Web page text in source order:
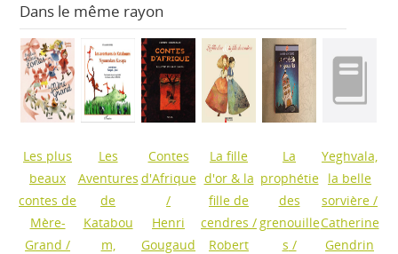
Dans le même rayon
Les plus
beaux
contes de
Mère-
Grand /
Les
Aventures
de
Katabou
m,
Contes
d'Afrique
/
Henri
Gougaud
La fille
d'or & la
fille de
cendres /
Robert
La
prophétie
des
grenouille
s /
Yeghvala,
la belle
sorvière /
Catherine
Gendrin